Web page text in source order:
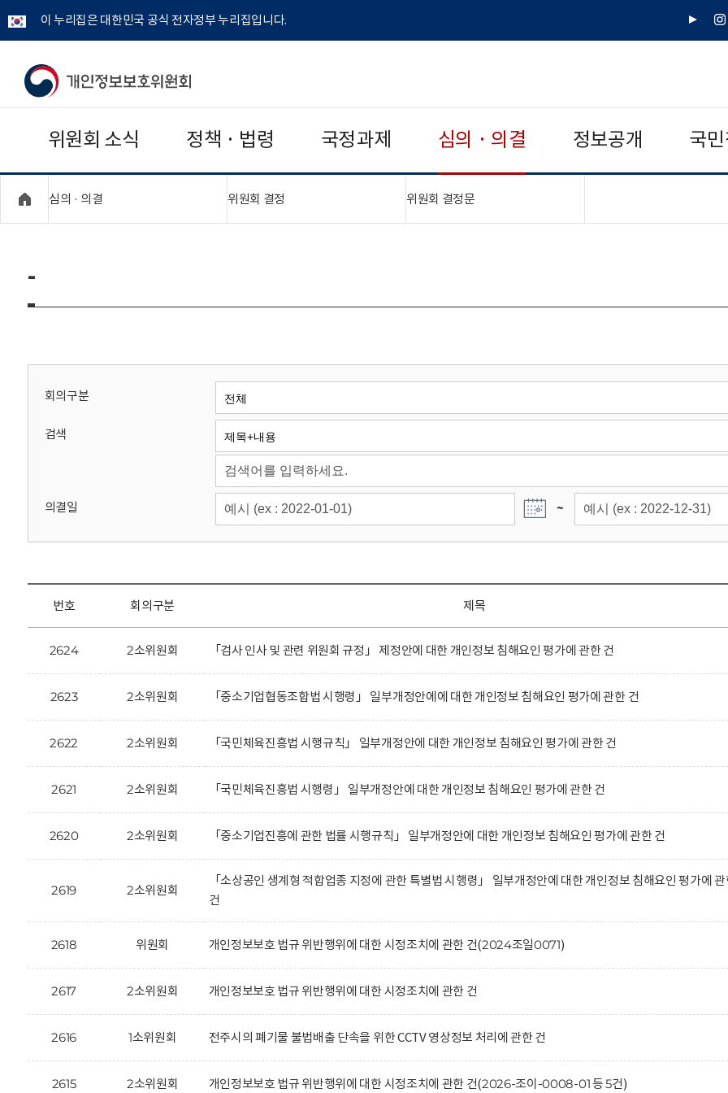
이 누리집은 대한민국 공식 전자정부 누리집입니다.
유
인
개
보
보
위
회
위원회 소식 정책 · 법령 국정과제 심의 · 의결 정보공개 국
심의 · 의결 위원회 결정 위원회 결정문"접기,펼치기"
-
회의구분
검색
의결일 ~
번호 회의구분 제목
2624 2소위원회 「검사 인사 및 관련 위원회 규정」 제정안에 대한 개인정보 침해요인 평가에 관한 건
2623 2소위원회 「중소기업협동조합법 시행령」 일부개정안에에 대한 개인정보 침해요인 평가에 관한 건
2622 2소위원회 「국민체육진흥법 시행규칙」 일부개정안에 대한 개인정보 침해요인 평가에 관한 건
2621 2소위원회 「국민체육진흥법 시행령」 일부개정안에 대한 개인정보 침해요인 평가에 관한 건
2620 2소위원회 「중소기업진흥에 관한 법률 시행규칙」 일부개정안에 대한 개인정보 침해요인 평가에 관한 건
2619 2소위원회
「소상공인 생계형 적합업종 지정에 관한 특별법 시행령」 일부개정안에 대한 개인정보 침해요인 평가에
건
2618 위원회 개인정보보호 법규 위반행위에 대한 시정조치에 관한 건(2024조일0071)
2617 2소위원회 개인정보보호 법규 위반행위에 대한 시정조치에 관한 건
2616 1소위원회 전주시의 폐기물 불법배출 단속을 위한 CCTV 영상정보 처리에 관한 건
2615 2소위원회 개인정보보호 법규 위반행위에 대한 시정조치에 관한 건(2026-조이-0008-01 등 5건)